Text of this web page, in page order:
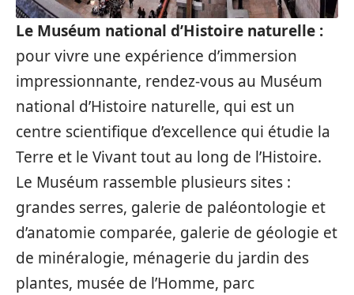
Le Muséum national d’Histoire naturelle :
pour vivre une expérience d’immersion
impressionnante, rendez-vous au Muséum
national d’Histoire naturelle, qui est un
centre scientifique d’excellence qui étudie la
Terre et le Vivant tout au long de l’Histoire.
Le Muséum rassemble plusieurs sites :
grandes serres, galerie de paléontologie et
d’anatomie comparée, galerie de géologie et
de minéralogie, ménagerie du jardin des
plantes, musée de l’Homme, parc